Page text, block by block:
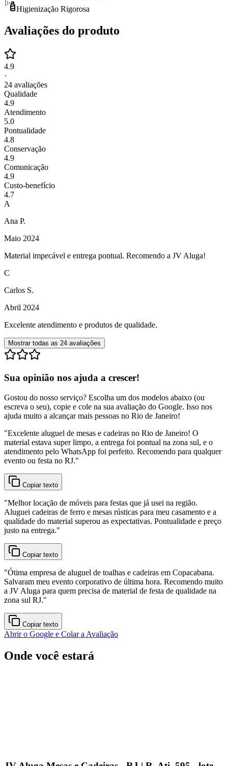
Higienização Rigorosa
Avaliações do produto
4.9
·
24 avaliações
Qualidade
4.9
Atendimento
5.0
Pontualidade
4.8
Conservação
4.9
Comunicação
4.9
Custo-benefício
4.7
A
Ana P.
Maio 2024
Material impecável e entrega pontual. Recomendo a JV Aluga!
C
Carlos S.
Abril 2024
Excelente atendimento e produtos de qualidade.
Mostrar todas as 24 avaliações
Sua opinião nos ajuda a crescer!
Gostou do nosso serviço? Escolha um dos modelos abaixo (ou
escreva o seu), copie e cole na sua avaliação do Google. Isso nos
ajuda muito a alcançar mais pessoas no Rio de Janeiro!
"Excelente aluguel de mesas e cadeiras no Rio de Janeiro! O
material estava super limpo, a entrega foi pontual na zona sul, e o
atendimento pelo WhatsApp foi perfeito. Recomendo para qualquer
evento ou festa no RJ."
Copiar texto
"Melhor locação de móveis para festas que já usei na região.
Aluguei cadeiras de ferro e mesas rústicas para meu casamento e a
qualidade do material superou as expectativas. Pontualidade e preço
justo na entrega."
Copiar texto
"Ótima empresa de aluguel de toalhas e cadeiras em Copacabana.
Salvaram meu evento corporativo de última hora. Recomendo muito
a JV Aluga para quem precisa de material de festa de qualidade na
zona sul RJ."
Copiar texto
Abrir o Google e Colar a Avaliação
Onde você estará